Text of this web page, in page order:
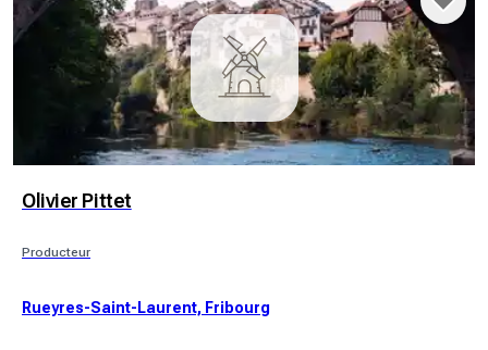
Olivier Pittet
Producteur
Rueyres-Saint-Laurent, Fribourg